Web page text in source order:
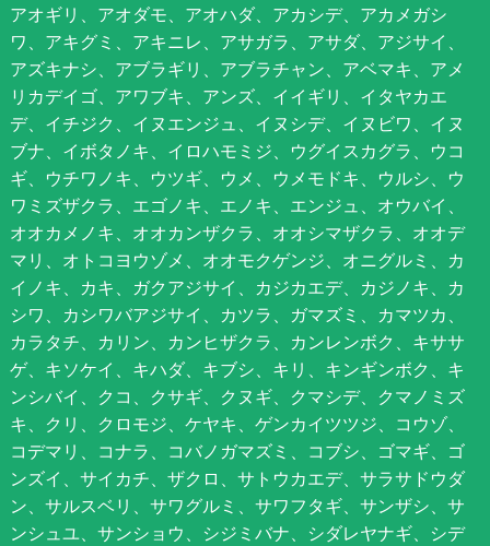
アオギリ、アオダモ、アオハダ、アカシデ、アカメガシ
ワ、アキグミ、アキニレ、アサガラ、アサダ、アジサイ、
アズキナシ、アブラギリ、アブラチャン、アベマキ、アメ
リカデイゴ、アワブキ、アンズ、イイギリ、イタヤカエ
デ、イチジク、イヌエンジュ、イヌシデ、イヌビワ、イヌ
ブナ、イボタノキ、イロハモミジ、ウグイスカグラ、ウコ
ギ、ウチワノキ、ウツギ、ウメ、ウメモドキ、ウルシ、ウ
ワミズザクラ、エゴノキ、エノキ、エンジュ、オウバイ、
オオカメノキ、オオカンザクラ、オオシマザクラ、オオデ
マリ、オトコヨウゾメ、オオモクゲンジ、オニグルミ、カ
イノキ、カキ、ガクアジサイ、カジカエデ、カジノキ、カ
シワ、カシワバアジサイ、カツラ、ガマズミ、カマツカ、
カラタチ、カリン、カンヒザクラ、カンレンボク、キササ
ゲ、キソケイ、キハダ、キブシ、キリ、キンギンボク、キ
ンシバイ、クコ、クサギ、クヌギ、クマシデ、クマノミズ
キ、クリ、クロモジ、ケヤキ、ゲンカイツツジ、コウゾ、
コデマリ、コナラ、コバノガマズミ、コブシ、ゴマギ、ゴ
ンズイ、サイカチ、ザクロ、サトウカエデ、サラサドウダ
ン、サルスベリ、サワグルミ、サワフタギ、サンザシ、サ
ンシュユ、サンショウ、シジミバナ、シダレヤナギ、シデ